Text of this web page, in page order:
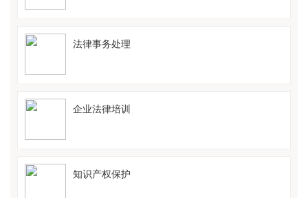
法律事务处理
企业法律培训
知识产权保护